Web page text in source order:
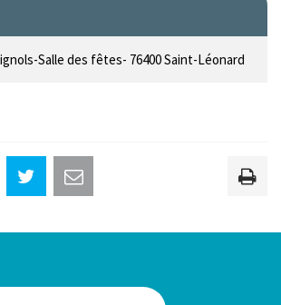
Salle des fêtes- 76400 Saint-Léonard